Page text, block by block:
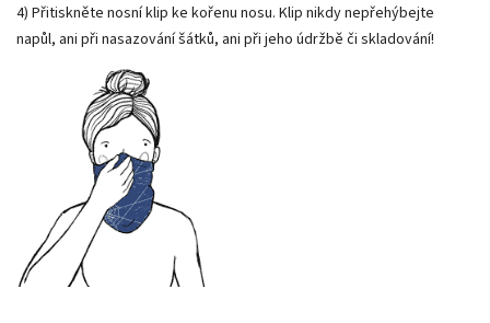
4) Přitiskněte nosní klip ke kořenu nosu. Klip nikdy nepřehýbejte
napůl, ani při nasazování šátků, ani při jeho údržbě či skladování!